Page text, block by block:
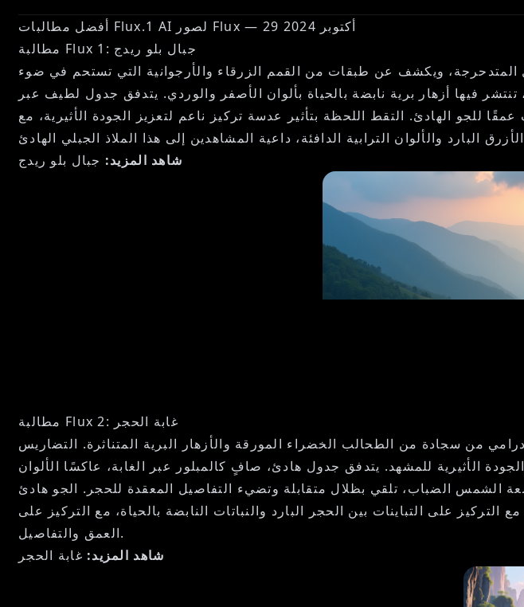
أفضل مطالبات Flux.1 AI لصور Flux — 29 أكتوبر 2024
مطالبة Flux 1: جبال بلو ريدج
المتدحرجة، ويكشف عن طبقات من القمم الزرقاء والأرجوانية التي تستحم في ضوء
فيها أزهار برية نابضة بالحياة بألوان الأصفر والوردي. يتدفق جدول لطيف عبر
للجو الهادئ. التقط اللحظة بتأثير عدسة تركيز ناعم لتعزيز الجودة الأثيرية، مع
شاهد المزيد: جبال بلو ريدج
مطالبة Flux 2: غابة الحجر
من سجادة من الطحالب الخضراء المورقة والأزهار البرية المتناثرة. التضاريس
الأثيرية للمشهد. يتدفق جدول هادئ، صافٍ كالمبلور عبر الغابة، عاكسًا الألوان
الشمس الضباب، تلقي بظلال متقابلة وتضيء التفاصيل المعقدة للحجر. الجو هادئ
على التباينات بين الحجر البارد والنباتات النابضة بالحياة، مع التركيز على
العمق والتفاصيل.
شاهد المزيد: غابة الحجر